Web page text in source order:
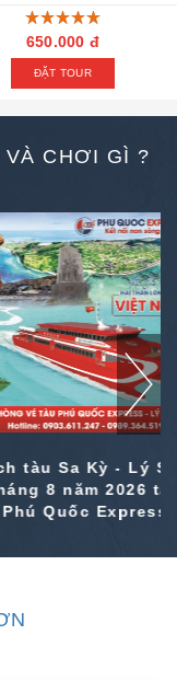
650.000 đ
ĐẶT TOUR
CHƠI GÌ ?
Sa Kỳ - Lý Sơn
8 năm 2026 tàu
Quốc Express